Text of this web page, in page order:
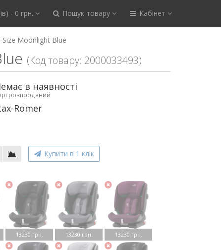
- 0 грн. Пошук товару Кабінет
Size Moonlight Blue
(Код товару: 2000033493)
в наявності
розпроданий
Romer
Купити в 1 клік
13230 грн. 13230 грн. 13230 грн.